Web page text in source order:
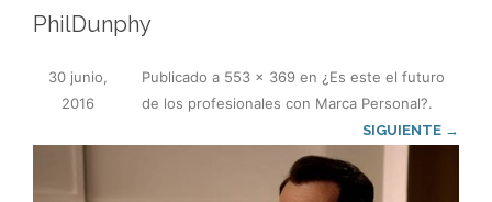
PhilDunphy
Publicado
30 junio,
2016
a 553 × 369 en ¿Es este el futuro
de los profesionales con Marca Personal?.
SIGUIENTE →